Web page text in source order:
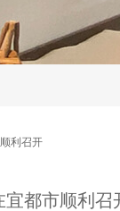
利召开
宜都市顺利召